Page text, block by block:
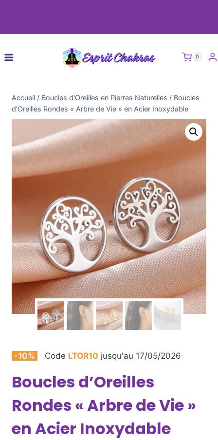
0
Accueil / Boucles d'Oreilles en Pierres Naturelles / Boucles
d’Oreilles Rondes « Arbre de Vie » en Acier Inoxydable
-10% Code LTOR10 jusqu'au 17/05/2026
Boucles d’Oreilles
Rondes « Arbre de Vie »
en Acier Inoxydable